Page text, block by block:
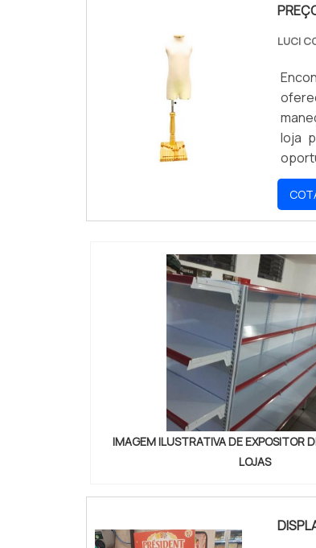
LUCI
loja
IMAGEM ILUSTRATIVA DE EXPOSITOR
LOJAS